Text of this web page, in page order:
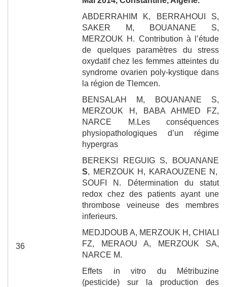
36
ABDERRAHIM K, BERRAHOUI S,
SAKER M, BOUANANE S,
MERZOUK H. Contribution à l’étude
de quelques paramètres du stress
oxydatif chez les femmes atteintes du
syndrome ovarien poly-kystique dans
la région de Tlemcen.
BENSALAH M,
BOUANANE S,
MERZOUK H, BABA AHMED FZ,
NARCE M. Les conséquences
physiopathologiques d’un régime
hypergras
BEREKSI REGUIG S,
BOUANANE
S, MERZOUK H, KARAOUZENE N,
SOUFI N.
Détermination du statut
redox chez des patients ayant une
thrombose veineuse des membres
inferieurs.
MEDJDOUB A, MERZOUK H, CHIALI
FZ, MERAOU A, MERZOUK SA,
NARCE M.
Effets in vitro du Métribuzine
(pesticide) sur la production des